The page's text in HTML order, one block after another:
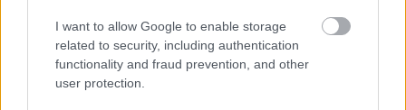
I want to allow Google to enable storage
related to security, including authentication
functionality and fraud prevention, and other
user protection.